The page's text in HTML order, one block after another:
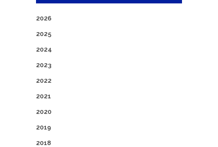
2026
2025
2024
2023
2022
2021
2020
2019
2018